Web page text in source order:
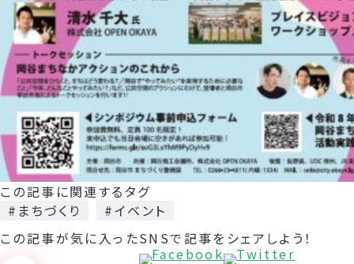
この記事に関連するタグ
#まちづくり
#イベント
この記事が気に入ったSNSで記事をシェアしよう！